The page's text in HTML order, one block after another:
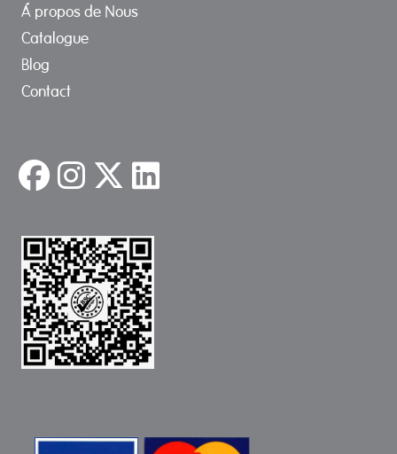
Á propos de Nous
Catalogue
Blog
Contact